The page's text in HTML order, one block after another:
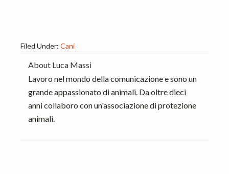
Filed Under: Cani
About Luca Massi
Lavoro nel mondo della comunicazione e sono un
grande appassionato di animali. Da oltre dieci
anni collaboro con un'associazione di protezione
animali.